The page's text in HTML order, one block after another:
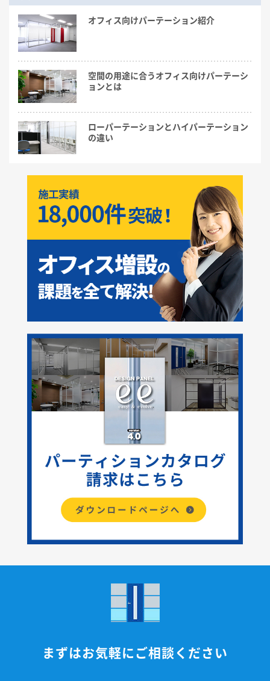
オフィス向けパーテーション紹介
空間の用途に合うオフィス向けパーテーシ
ョンとは
ローパーテーションとハイパーテーション
の違い
まずはお気軽にご相談ください